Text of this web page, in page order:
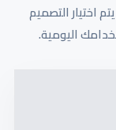
اختيار التصميم
اليومية.